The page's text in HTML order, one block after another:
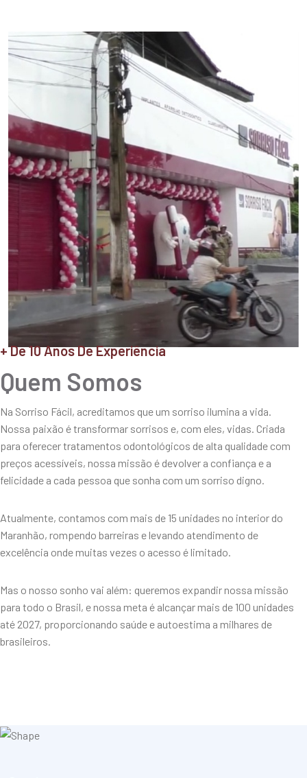
+ De 10 Anos De Experiência
Quem Somos
Na Sorriso Fácil, acreditamos que um sorriso ilumina a vida.
Nossa paixão é transformar sorrisos e, com eles, vidas. Criada
para oferecer tratamentos odontológicos de alta qualidade com
preços acessíveis, nossa missão é devolver a confiança e a
felicidade a cada pessoa que sonha com um sorriso digno.
Atualmente, contamos com mais de 15 unidades no interior do
Maranhão, rompendo barreiras e levando atendimento de
excelência onde muitas vezes o acesso é limitado.
Mas o nosso sonho vai além: queremos expandir nossa missão
para todo o Brasil, e nossa meta é alcançar mais de 100 unidades
até 2027, proporcionando saúde e autoestima a milhares de
brasileiros.